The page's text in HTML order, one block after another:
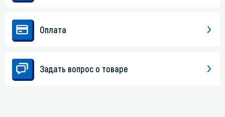
Оплата
Задать вопрос о товаре